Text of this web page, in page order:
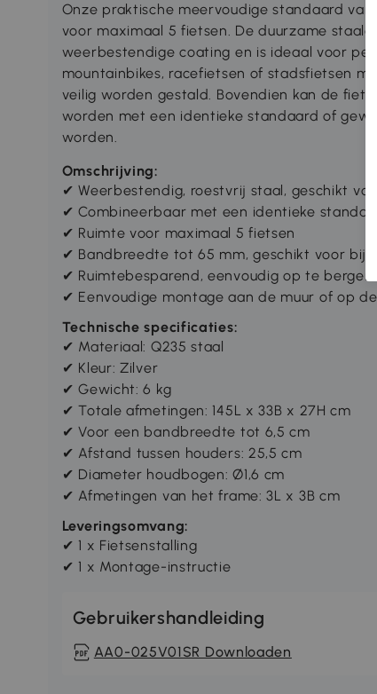
Onze praktische meervoudige standaard
voor maximaal 5 fietsen. De duurzame
weerbestendige coating en is ideaal voor
mountainbikes, racefietsen of stadsfietsen
veilig worden gestald. Bovendien kan de
worden met een identieke standaard of
worden.
Omschrijving:
✔ Weerbestendig, roestvrij staal, geschikt
✔ Combineerbaar met een identieke
✔ Ruimte voor maximaal 5 fietsen
✔ Bandbreedte tot 65 mm, geschikt voor
✔ Ruimtebesparend, eenvoudig op te bergen
✔ Eenvoudige montage aan de muur of op
Technische specificaties:
✔ Materiaal: Q235 staal
✔ Kleur: Zilver
✔ Gewicht: 6 kg
✔ Totale afmetingen: 145L x 33B x 27H cm
✔ Voor een bandbreedte tot 6,5 cm
✔ Afstand tussen houders: 25,5 cm
✔ Diameter houdbogen: Ø1,6 cm
✔ Afmetingen van het frame: 3L x 3B cm
Leveringsomvang:
✔ 1 x Fietsenstalling
✔ 1 x Montage-instructie
Gebruikershandleiding
AA0-025V01SR Downloaden